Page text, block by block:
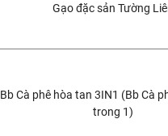
Gạo đặc sản Tường
Bb Cà phê hòa tan 3IN1 (Bb Cà
trong 1)